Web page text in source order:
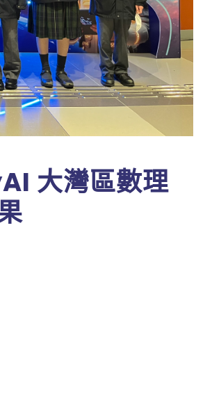
大灣區數理